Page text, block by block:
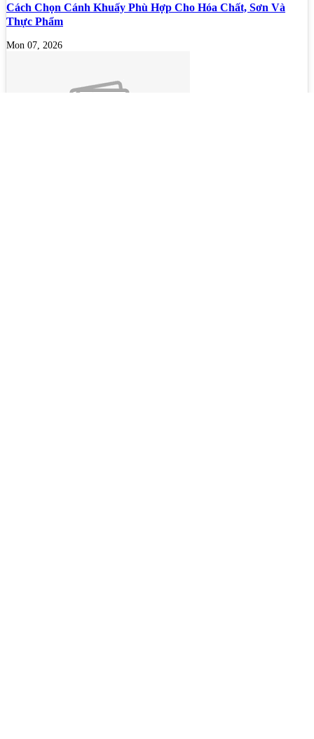
Cách Chọn Cánh Khuấy Phù Hợp Cho Hóa Chất, Sơn Và
Thực Phẩm
Mon 07, 2026